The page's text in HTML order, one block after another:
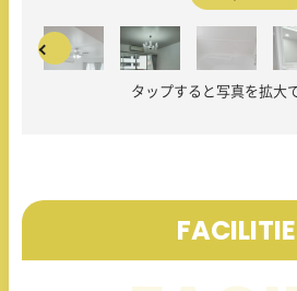
タップすると写真を拡大